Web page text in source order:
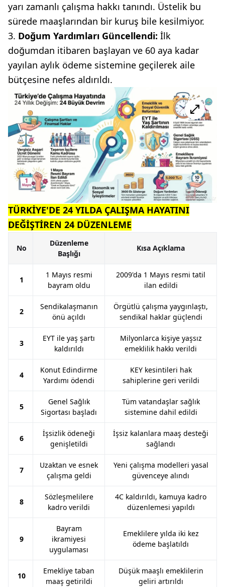
yarı zamanlı çalışma hakkı tanındı. Üstelik bu
sürede maaşlarından bir kuruş bile kesilmiyor.
Doğum Yardımları Güncellendi: İlk
doğumdan itibaren başlayan ve 60 aya kadar
yayılan aylık ödeme sistemine geçilerek aile
bütçesine nefes aldırıldı.
TÜRKİYE'DE 24 YILDA ÇALIŞMA HAYATINI
DEĞİŞTİREN 24 DÜZENLEME
No
Düzenleme
Başlığı
Kısa Açıklama
1
1 Mayıs resmi
bayram oldu
2009'da 1 Mayıs resmi tatil
ilan edildi
2
Sendikalaşmanın
önü açıldı
Örgütlü çalışma yaygınlaştı,
sendikal haklar güçlendi
3
EYT ile yaş şartı
kaldırıldı
Milyonlarca kişiye yaşsız
emeklilik hakkı verildi
4
Konut Edindirme
Yardımı ödendi
KEY kesintileri hak
sahiplerine geri verildi
5
Genel Sağlık
Sigortası başladı
Tüm vatandaşlar sağlık
sistemine dahil edildi
6
İşsizlik ödeneği
genişletildi
İşsiz kalanlara maaş desteği
sağlandı
7
Uzaktan ve esnek
çalışma geldi
Yeni çalışma modelleri yasal
güvenceye alındı
8
Sözleşmelilere
kadro verildi
4C kaldırıldı, kamuya kadro
düzenlemesi yapıldı
9
Bayram
ikramiyesi
uygulaması
Emeklilere yılda iki kez
ödeme başlatıldı
10
Emekliye taban
maaş getirildi
Düşük maaşlı emeklilerin
geliri artırıldı